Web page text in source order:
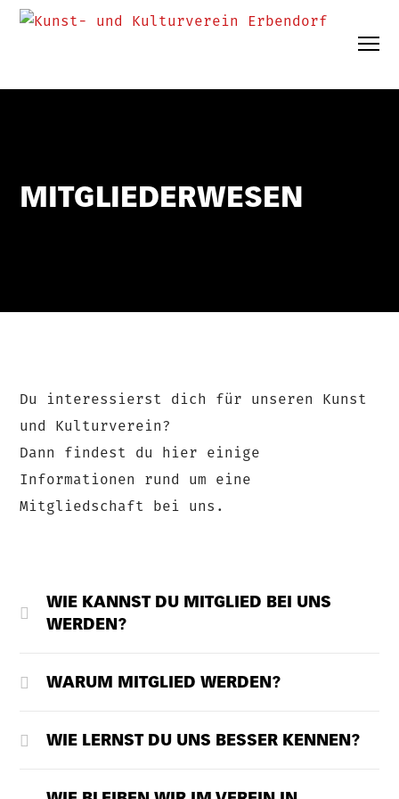
MITGLIEDERWESEN
Du interessierst dich für unseren Kunst
und Kulturverein?
Dann findest du hier einige
Informationen rund um eine
Mitgliedschaft bei uns.
WIE KANNST DU MITGLIED BEI UNS
WERDEN?
WARUM MITGLIED WERDEN?
WIE LERNST DU UNS BESSER KENNEN?